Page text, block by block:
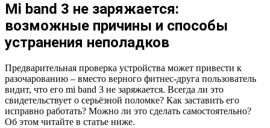
Mi band 3 не заряжается:
возможные причины и способы
устранения неполадков
Предварительная проверка устройства может привести к
разочарованию – вместо верного фитнес-друга пользователь
видит, что его mi band 3 не заряжается. Всегда ли это
свидетельствует о серьёзной поломке? Как заставить его
исправно работать? Можно ли это сделать самостоятельно?
Об этом читайте в статье ниже.